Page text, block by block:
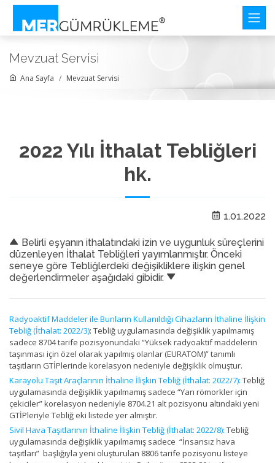
Mevzuat Servisi
Ana Sayfa Mevzuat Servisi
2022 Yılı İthalat Tebliğleri
hk.
1.01.2022
Belirli eşyanın ithalatındaki izin ve uygunluk süreçlerini
düzenleyen İthalat Tebliğleri yayımlanmıştır. Önceki
seneye göre Tebliğlerdeki değişikliklere ilişkin genel
değerlendirmeler aşağıdaki gibidir.
Radyoaktif Maddeler ile Bunların Kullanıldığı Cihazların İthaline İlişkin
Tebliğ (İthalat: 2022/3): Tebliğ uygulamasında değişiklik yapılmamış
sadece 8704 tarife pozisyonundaki “Yüksek radyoaktif maddelerin
taşınması için özel olarak yapılmış olanlar (EURATOM)” tanımlı
taşıtların GTİPlerinde korelasyon nedeniyle değişiklik olmuştur.
Karayolu Taşıt Araçlarının İthaline İlişkin Tebliğ (İthalat: 2022/7): Tebliğ
uygulamasında değişiklik yapılmamış sadece “Yarı römorkler için
çekiciler” korelasyon nedeniyle 8704.21 alt pozisyonu altındaki yeni
GTİPleriyle Tebliğ eki listede yer almıştır.
Sivil Hava Taşıtlarının İthaline İlişkin Tebliğ (İthalat: 2022/8): Tebliğ
uygulamasında değişiklik yapılmamış sadece “İnsansız hava
taşıtları” başlığıyla yeni oluşturulan 8806 tarife pozisyonu listeye